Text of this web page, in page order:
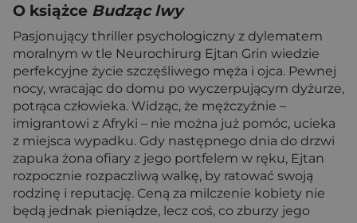
O książce Budząc lwy
Pasjonujący thriller psychologiczny z dylematem
moralnym w tle Neurochirurg Ejtan Grin wiedzie
perfekcyjne życie szczęśliwego męża i ojca. Pewnej
nocy, wracając do domu po wyczerpującym dyżurze,
potrąca człowieka. Widząc, że mężczyźnie –
imigrantowi z Afryki – nie można już pomóc, ucieka
z miejsca wypadku. Gdy następnego dnia do drzwi
zapuka żona ofiary z jego portfelem w ręku, Ejtan
rozpocznie rozpaczliwą walkę, by ratować swoją
rodzinę i reputację. Ceną za milczenie kobiety nie
będą jednak pieniądze, lecz coś, co zburzy jego